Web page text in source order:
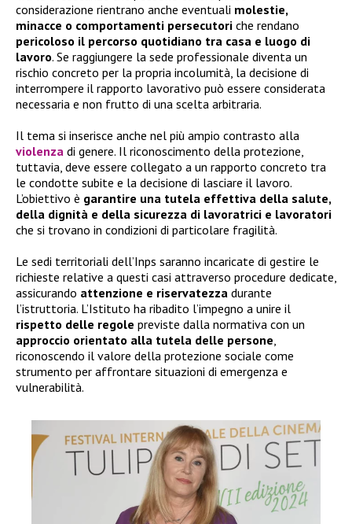
considerazione rientrano anche eventuali molestie,
minacce o comportamenti persecutori che rendano
pericoloso il percorso quotidiano tra casa e luogo di
lavoro. Se raggiungere la sede professionale diventa un
rischio concreto per la propria incolumità, la decisione di
interrompere il rapporto lavorativo può essere considerata
necessaria e non frutto di una scelta arbitraria.
Il tema si inserisce anche nel più ampio contrasto alla
violenza di genere. Il riconoscimento della protezione,
tuttavia, deve essere collegato a un rapporto concreto tra
le condotte subite e la decisione di lasciare il lavoro.
L’obiettivo è garantire una tutela effettiva della salute,
della dignità e della sicurezza di lavoratrici e lavoratori
che si trovano in condizioni di particolare fragilità.
Le sedi territoriali dell’Inps saranno incaricate di gestire le
richieste relative a questi casi attraverso procedure dedicate,
assicurando attenzione e riservatezza durante
l’istruttoria. L’Istituto ha ribadito l’impegno a unire il
rispetto delle regole previste dalla normativa con un
approccio orientato alla tutela delle persone
riconoscendo il valore della protezione sociale come
strumento per affrontare situazioni di emergenza e
vulnerabilità.